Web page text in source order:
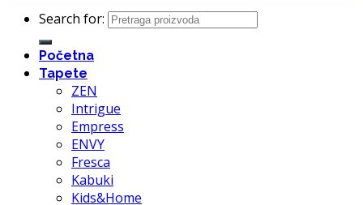
Search for:
Početna
Tapete
ZEN
Intrigue
Empress
ENVY
Fresca
Kabuki
Kids&Home